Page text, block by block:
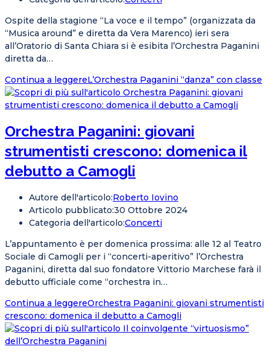
Ospite della stagione “La voce e il tempo” (organizzata da
“Musica around” e diretta da Vera Marenco) ieri sera
all’Oratorio di Santa Chiara si è esibita l’Orchestra Paganini
diretta da…
Continua a leggereL’Orchestra Paganini “danza” con classe
Orchestra Paganini: giovani
strumentisti crescono: domenica il
debutto a Camogli
Autore dell'articolo:Roberto Iovino
Articolo pubblicato:30 Ottobre 2024
Categoria dell'articolo:Concerti
L’appuntamento è per domenica prossima: alle 12 al Teatro
Sociale di Camogli per i “concerti-aperitivo” l’Orchestra
Paganini, diretta dal suo fondatore Vittorio Marchese farà il
debutto ufficiale come “orchestra in…
Continua a leggereOrchestra Paganini: giovani strumentisti
crescono: domenica il debutto a Camogli